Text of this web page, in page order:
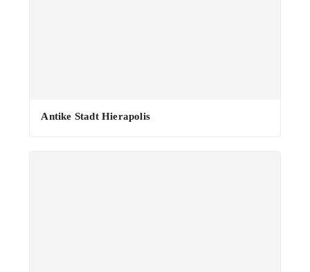
Antike Stadt Hierapolis